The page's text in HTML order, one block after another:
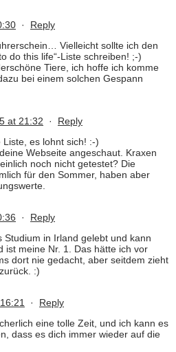
· Reply
Vielleicht sollte ich den
do this life“-Liste schreiben! ;-)
Tiere, ich hoffe ich komme
bei einem solchen Gespann
at 21:32 · Reply
Liste, es lohnt sich! :-)
Webseite angeschaut. Kraxen
noch nicht getestet? Die
für den Sommer, haben aber
· Reply
Studium in Irland gelebt und kann
ist meine Nr. 1. Das hätte ich vor
dort nie gedacht, aber seitdem zieht
:)
· Reply
eine tolle Zeit, und ich kann es
dass es dich immer wieder auf die